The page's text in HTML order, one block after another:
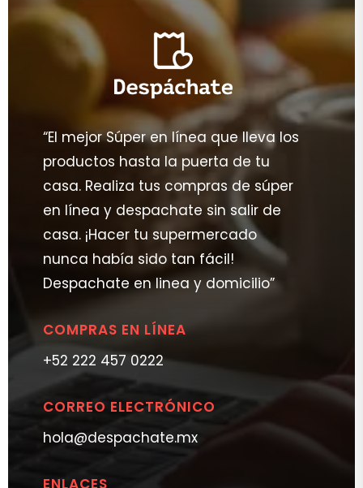
“El mejor Súper en línea que lleva los
productos hasta la puerta de tu
casa. Realiza tus compras de súper
en línea y despachate sin salir de
casa. ¡Hacer tu supermercado
nunca había sido tan fácil!
Despachate en linea y domicilio”
COMPRAS EN LÍNEA
+52 222 457 0222
CORREO ELECTRÓNICO
hola@despachate.mx
ENLACES